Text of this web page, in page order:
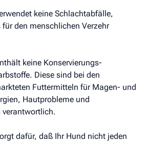
keine Schlachtabfälle,
den menschlichen Verzehr
keine Konservierungs-
Diese sind bei den
Futtermitteln für Magen- und
Hautprobleme und
verantwortlich.
dafür, daß Ihr Hund nicht jeden